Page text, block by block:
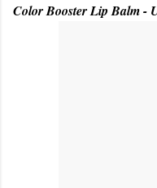
Color Booster Lip Balm -